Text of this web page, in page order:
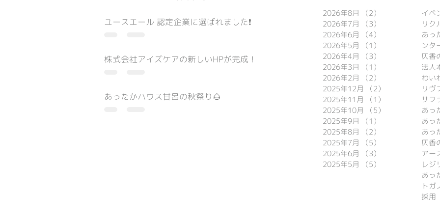
ユースエール 認定企業に選ばれました❗️
株式会社アイズケアの新しいHPが完成！
あったかハウス甘呂の秋祭り🌰
2026年8月 （2）
2026年7月
（3）
2026年6月
（4）
2026年5月
（1）
2026年4月
（3）
2026年3月
（1）
2026年2月
（2）
2025年12月
（2）
2025年11月
（1）
2025年10月
（5）
2025年9月
（1）
2025年8月
（2）
2025年7月
（5）
2025年6月
（3）
2025年5月
（5）
イベ
リク
あっ
ンタ
仄香
法人
わい
リヴ
サフ
あっ
あっ
仄香
アー
レジ
トガ
採用